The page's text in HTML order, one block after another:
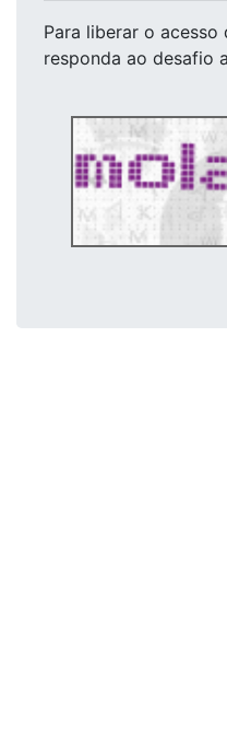
Para liberar o acesso
responda ao desafio